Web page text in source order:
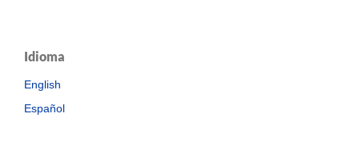
Idioma
English
Español